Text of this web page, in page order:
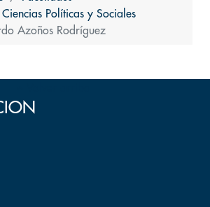
Políticas y Sociales
Azoños Rodríguez